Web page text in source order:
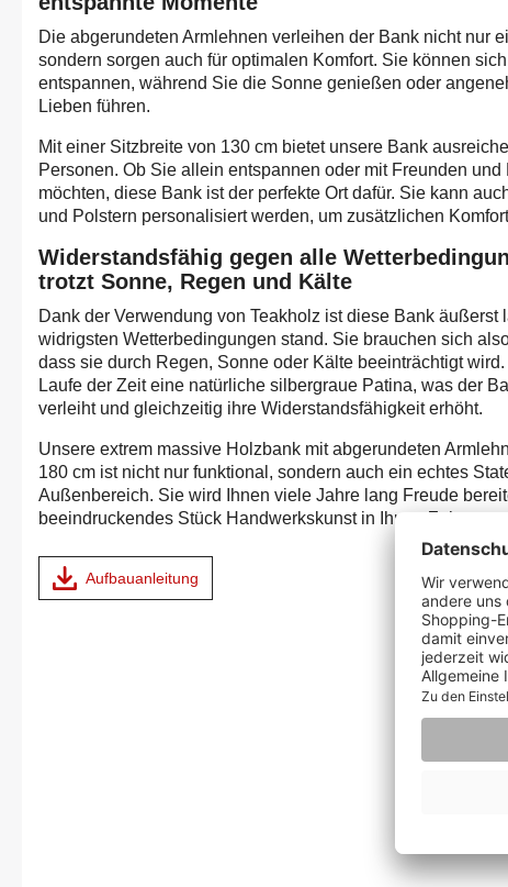
Die abgerundeten Armlehnen verleihen der Bank nicht nur
sondern sorgen auch für optimalen Komfort. Sie können
entspannen, während Sie die Sonne genießen oder
Lieben führen.
Mit einer Sitzbreite von 130 cm bietet unsere Bank
Personen. Ob Sie allein entspannen oder mit Freunden
möchten, diese Bank ist der perfekte Ort dafür. Sie kann
und Polstern personalisiert werden, um zusätzlichen
Widerstandsfähig gegen alle
trotzt Sonne, Regen und Kälte
Dank der Verwendung von Teakholz ist diese Bank äußerst
widrigsten Wetterbedingungen stand. Sie brauchen sich
dass sie durch Regen, Sonne oder Kälte beeinträchtigt
Laufe der Zeit eine natürliche silbergraue Patina, was der
verleiht und gleichzeitig ihre Widerstandsfähigkeit erhöht.
Unsere extrem massive Holzbank mit abgerundeten
180 cm ist nicht nur funktional, sondern auch ein echtes
Außenbereich. Sie wird Ihnen viele Jahre lang Freude
beeindruckendes Stück Handwerkskunst in Ihrem Zuhause
Aufbauanleitung